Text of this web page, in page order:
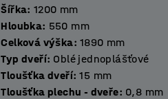
Šířka: 1200 mm
Hloubka: 550 mm
Celková výška: 1890 mm
Typ dveří: Oblé jednoplášťové
Tloušťka dveří: 15 mm
Tloušťka plechu - dveře: 0,8 mm